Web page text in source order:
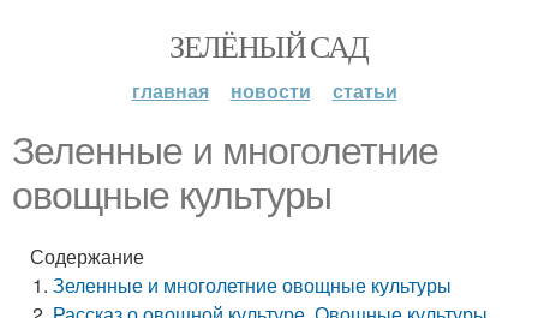
ЗЕЛЁНЫЙ САД
главная новости статьи
Зеленные и многолетние
овощные культуры
Содержание
Зеленные и многолетние овощные культуры